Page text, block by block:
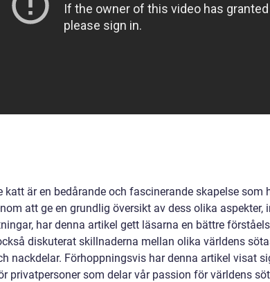
katt är en bedårande och fascinerande skapelse
att ge en grundlig översikt av dess olika aspekter,
har denna artikel gett läsarna en bättre
diskuterat skillnaderna mellan olika världens
nackdelar. Förhoppningsvis har denna artikel visat
privatpersoner som delar vår passion för världens